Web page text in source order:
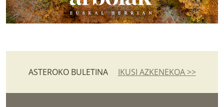
ASTEROKO BULETINA IKUSI AZKENEKOA >>